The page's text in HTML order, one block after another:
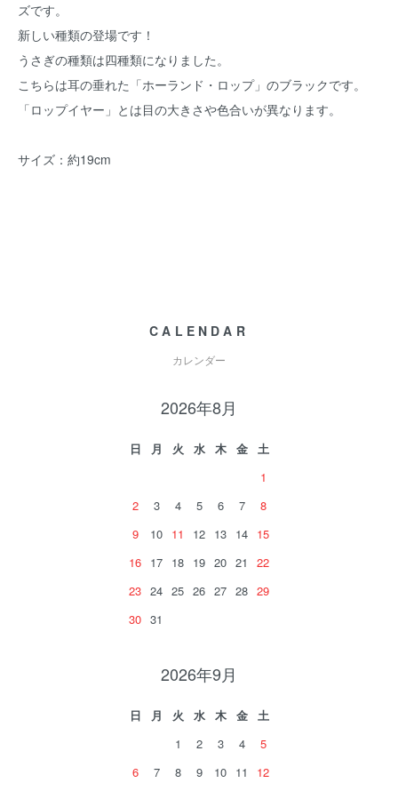
ズです。
新しい種類の登場です！
うさぎの種類は四種類になりました。
こちらは耳の垂れた「ホーランド・ロップ」のブラックです。
「ロップイヤー」とは目の大きさや色合いが異なります。
サイズ：約19cm
CALENDAR
カレンダー
2026年8月
日 月 火 水 木 金
土
1
2
3 4 5 6 7
8
9
10 11 12 13 14 15
16 17 18 19 20 21
22
23 24 25 26 27 28 29
30 31
2026年9月
日 月 火 水 木 金
土
1
2 3 4
5
6
7 8 9 10 11
12